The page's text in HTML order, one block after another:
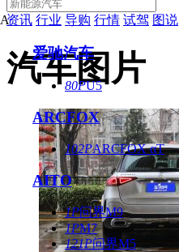
资讯 行业 导购 行情 试驾 图说
汽车图片
A
爱驰汽车
80PU5
ARCFOX
102PARCFOX αT
AITO
1P问界M9
1PM7
121P问界M5